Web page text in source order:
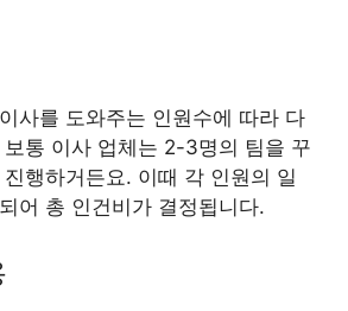
사를 도와주는 인원수에 따라 다
보통 이사 업체는 2-3명의 팀을 꾸
행하거든요. 이때 각 인원의 일
어 총 인건비가 결정됩니다.